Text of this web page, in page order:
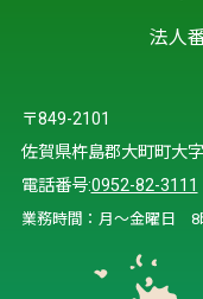
法人
〒849-2101
佐賀県杵島郡大町町大
電話番号:0952-82-3111
業務時間：月～金曜日 8